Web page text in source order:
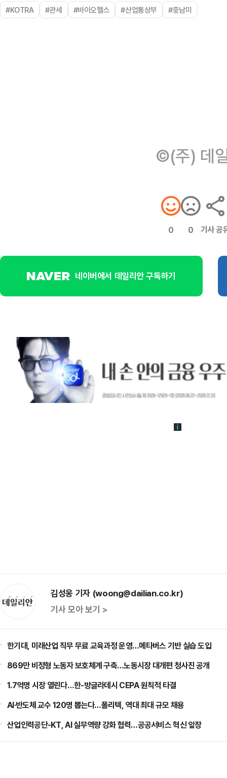
#KOTRA #관세 #바이오헬스 #산업통상부 #중남미
©(주) 데
0 0 기사 공
네이버에서 데일리안 구독하기
김성웅 기자 (woong@dailian.co.kr)
기사 모아 보기 >
한기대, 미래산업 직무 무료 교육과정 운영…메타버스 기반 실습 도입
869만 비정형 노동자 보호체계 구축…노동시장 대개편 청사진 공개
1.7억명 시장 열린다…한-방글라데시 CEPA 원칙적 타결
AI·반도체 교수 120명 뽑는다…폴리텍, 역대 최대 규모 채용
산업인력공단-KT, AI 실무역량 강화 협력…공공서비스 혁신 앞장